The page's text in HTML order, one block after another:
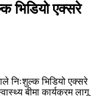
भिडियो एक्सरे
निःशुल्क भिडियो एक्सरे
बीमा कार्यक्रम लागू